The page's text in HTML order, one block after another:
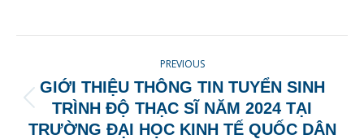
NAVIGATION
PREVIOUS
Previous
post:
GIỚI THIỆU THÔNG TIN TUYỂN SINH
TRÌNH ĐỘ THẠC SĨ NĂM 2024 TẠI
TRƯỜNG ĐẠI HỌC KINH TẾ QUỐC DÂN